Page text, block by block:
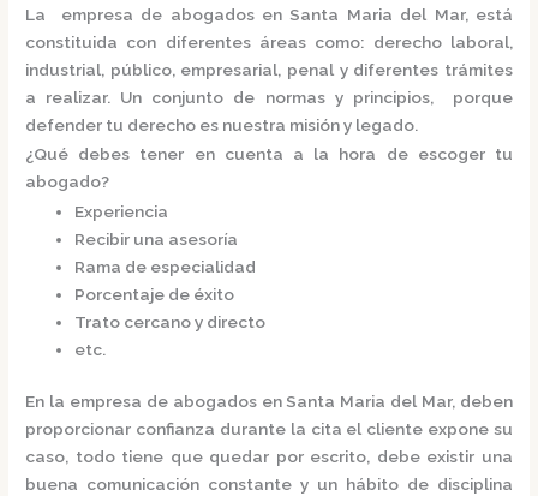
La empresa de abogados en Santa Maria del Mar, está
constituida con diferentes áreas como: derecho laboral,
industrial, público, empresarial, penal y diferentes trámites
a realizar. Un conjunto de normas y principios, porque
defender tu derecho es nuestra misión y legado.
¿Qué debes tener en cuenta a la hora de escoger tu
abogado?
Experiencia
Recibir una asesoría
Rama de especialidad
Porcentaje de éxito
Trato cercano y directo
etc.
En la empresa de abogados en Santa Maria del Mar, deben
proporcionar confianza durante la cita el cliente expone su
caso, todo tiene que quedar por escrito, debe existir una
buena comunicación constante y un hábito de disciplina